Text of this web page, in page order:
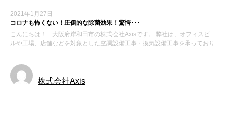
2021年1月27日
コロナも怖くない！圧倒的な除菌効果！驚愕･･･
こんにちは！ 大阪府岸和田市の株式会社Axisです。 弊社は、オフィスビ
ルや工場、店舗などを対象とした空調設備工事・換気設備工事を承っており
…
株式会社Axis